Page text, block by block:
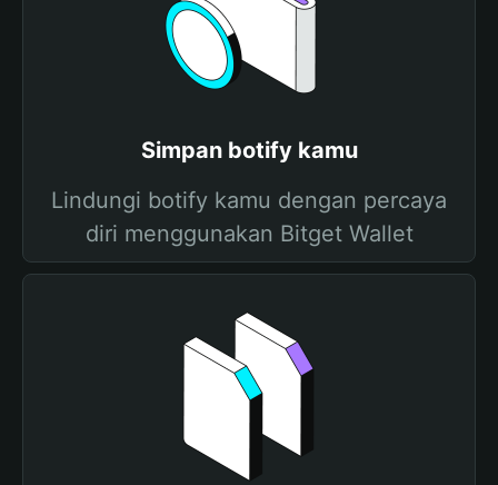
Simpan botify kamu
Lindungi botify kamu dengan percaya
diri menggunakan Bitget Wallet